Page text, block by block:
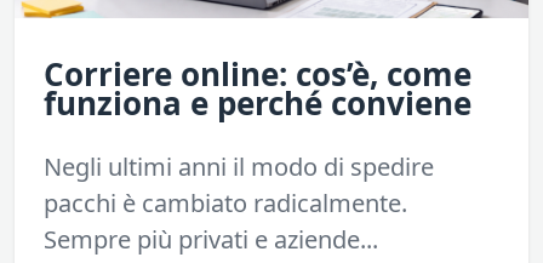
Corriere online: cos’è, come
funziona e perché conviene
Negli ultimi anni il modo di spedire
pacchi è cambiato radicalmente.
Sempre più privati e aziende...